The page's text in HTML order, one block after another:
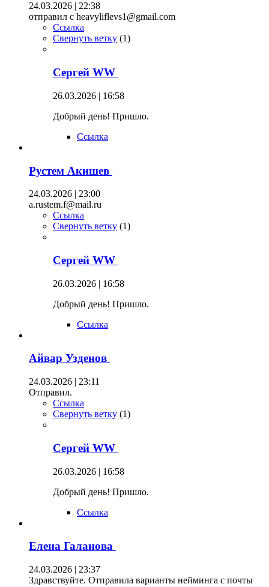
24.03.2026 | 22:38
отправил с heavyliflevs1@gmail.com
Ссылка
Свернуть ветку (1)
Сергей WW
26.03.2026 | 16:58
Добрый день! Пришло.
Ссылка
Рустем Акишев
24.03.2026 | 23:00
a.rustem.f@mail.ru
Ссылка
Свернуть ветку (1)
Сергей WW
26.03.2026 | 16:58
Добрый день! Пришло.
Ссылка
Айвар Узденов
24.03.2026 | 23:11
Отправил.
Ссылка
Свернуть ветку (1)
Сергей WW
26.03.2026 | 16:58
Добрый день! Пришло.
Ссылка
Елена Галанова
24.03.2026 | 23:37
Здравствуйте. Отправила варианты нейминга с почты